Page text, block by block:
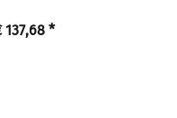
137,68 *